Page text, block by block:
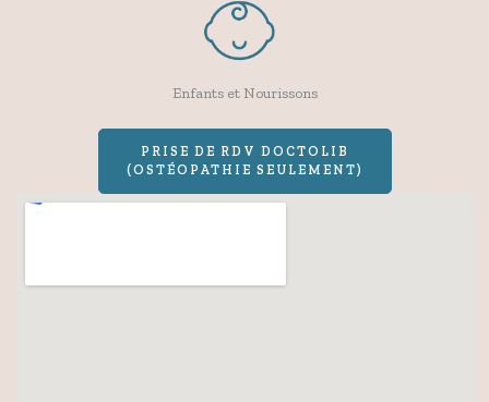
Enfants et Nourissons
PRISE DE RDV DOCTOLIB
(OSTÉOPATHIE SEULEMENT)